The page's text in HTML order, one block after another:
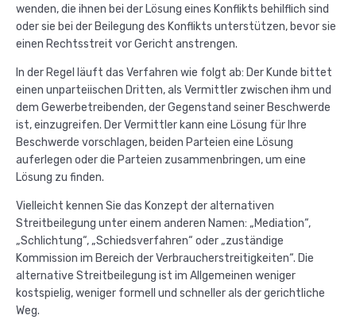
wenden, die ihnen bei der Lösung eines Konflikts behilflich sind
oder sie bei der Beilegung des Konflikts unterstützen, bevor sie
einen Rechtsstreit vor Gericht anstrengen.
In der Regel läuft das Verfahren wie folgt ab: Der Kunde bittet
einen unparteiischen Dritten, als Vermittler zwischen ihm und
dem Gewerbetreibenden, der Gegenstand seiner Beschwerde
ist, einzugreifen. Der Vermittler kann eine Lösung für Ihre
Beschwerde vorschlagen, beiden Parteien eine Lösung
auferlegen oder die Parteien zusammenbringen, um eine
Lösung zu finden.
Vielleicht kennen Sie das Konzept der alternativen
Streitbeilegung unter einem anderen Namen: „Mediation“,
„Schlichtung“, „Schiedsverfahren“ oder „zuständige
Kommission im Bereich der Verbraucherstreitigkeiten“. Die
alternative Streitbeilegung ist im Allgemeinen weniger
kostspielig, weniger formell und schneller als der gerichtliche
Weg.